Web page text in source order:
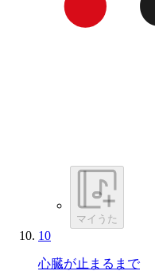
マイうた
10
心臓が止まるまで